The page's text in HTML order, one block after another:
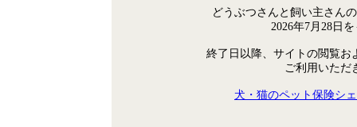
どうぶつさんと飼い主さん
2026年7月28日
終了日以降、サイトの閲覧お
ご利用いただ
犬・猫のペット保険シ